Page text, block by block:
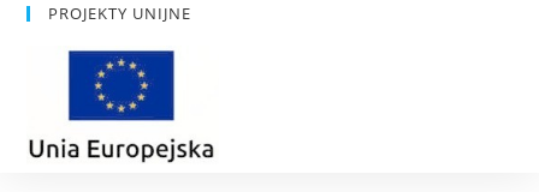
PROJEKTY UNIJNE